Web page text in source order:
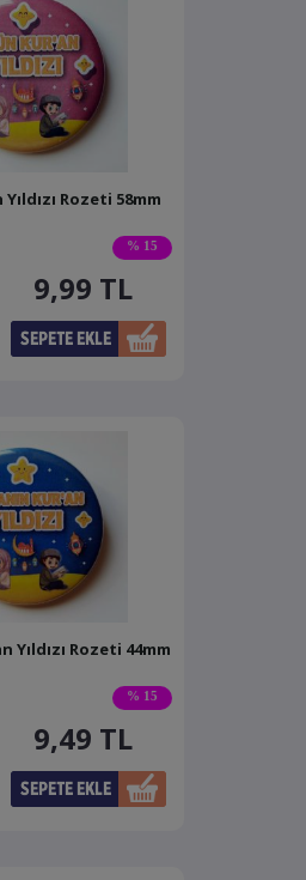
% 15
Rozeti 58mm
9,99 TL
% 15
Yıldızı Rozeti 44mm
9,49 TL